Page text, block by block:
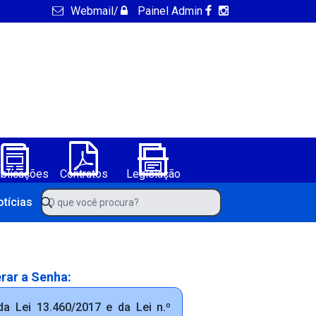
Webmail/ Painel Admin
Contratos Legislação
de America Dourada-BA
O que você procura?
a Senha:
Lei 13.460/2017 e da Lei n.º